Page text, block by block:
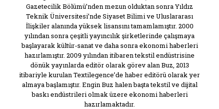
Gazetecilik Bölümü’nden mezun olduktan sonra Yıldız
Teknik Üniversitesi’nde Siyaset Bilimi ve Uluslararası
İlişkiler alanında yüksek lisansını tamamlamıştır. 2000
yılından sonra çeşitli yayıncılık şirketlerinde çalışmaya
başlayarak kültür-sanat ve daha sonra ekonomi haberleri
hazırlamıştır. 2009 yılından itibaren tekstil endüstrisine
dönük yayınlarda editör olarak görev alan Buz, 2013
itibariyle kurulan Textilegence’de haber editörü olarak yer
almaya başlamıştır. Engin Buz halen başta tekstil ve dijital
baskı endüstrileri olmak üzere ekonomi haberleri
hazırlamaktadır.